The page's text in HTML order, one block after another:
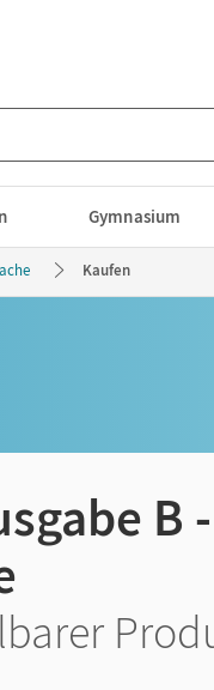
Gymnasium
Kaufen
B